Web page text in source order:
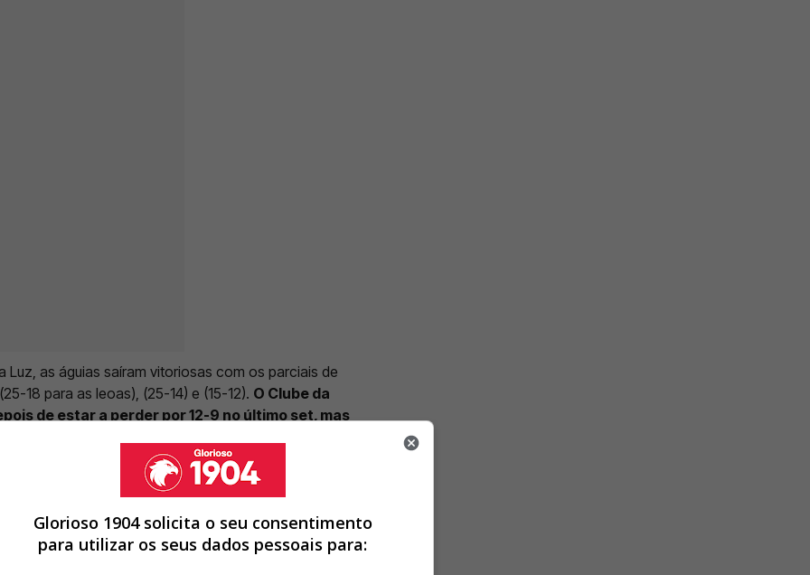
Luz, as águias saíram vitoriosas com os parciais de
18 para as leoas), (25-14) e (15-12). O Clube da
de estar a perder por 12-9 no último set, mas
PARA SUCEDER A FRANCISCO TRINCÃO
2 PENÁLTIS NO BENFICA - SPORTING DIZ ADEUS: "ESPERO UM
Glorioso 1904 solicita o seu consentimento
para utilizar os seus dados pessoais para: